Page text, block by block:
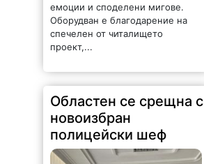
емоции и споделени мигове.
Оборудван е благодарение на
спечелен от читалището
проект,...
Областен се срещна с
новоизбран
полицейски шеф